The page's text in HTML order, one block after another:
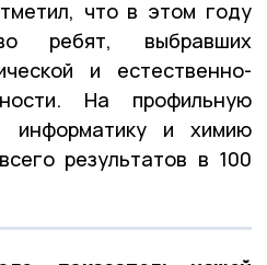
что в этом году
ребят, выбравших
и естественно-
На профильную
информатику и химию
результатов в 100